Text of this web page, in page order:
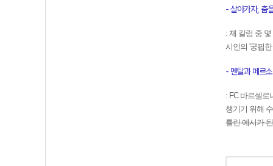
- 살아가자, 춤
: 제 칼럼 중
시인의 '궁핍
- 멘탈과 페르
: FC 바르셀
챙기기 위해
틀린 예시가